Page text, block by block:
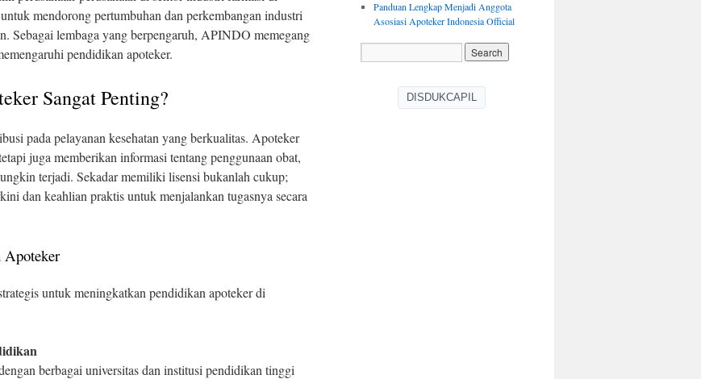
mendorong pertumbuhan dan perkembangan industri
Sebagai lembaga yang berpengaruh, APINDO memegang
pendidikan apoteker.
Sangat Penting?
pada pelayanan kesehatan yang berkualitas. Apoteker
juga memberikan informasi tentang penggunaan obat,
terjadi. Sekadar memiliki lisensi bukanlah cukup;
dan keahlian praktis untuk menjalankan tugasnya secara
Apoteker
untuk meningkatkan pendidikan apoteker di
berbagai universitas dan institusi pendidikan tinggi
Panduan Lengkap Menjadi Anggota
Asosiasi Apoteker Indonesia Official
DISDUKCAPIL